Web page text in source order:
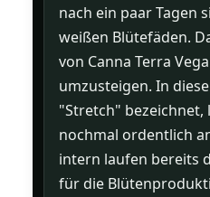
nach ein paar Tagen
weißen Blütefäden.
von Canna Terra
umzusteigen. In
"Stretch" bezeichnet,
nochmal ordentlich
intern laufen bereits
für die